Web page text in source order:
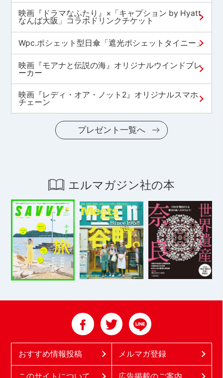
映画『ドラマなふたり』×「キャプション by Hyatt
なんば大阪」コラボドリンクチケット
Wpc.ポシェット型日傘「遮光ポシェットタイニー」
映画『モアナと伝説の海』オリジナルウインドブレ
ーカー
映画『レディ・オア・ノット2』オリジナルスマホ
チェーン
プレゼント一覧へ
エルマガジン社の本
おすすめ情報投稿 メルマガ登録